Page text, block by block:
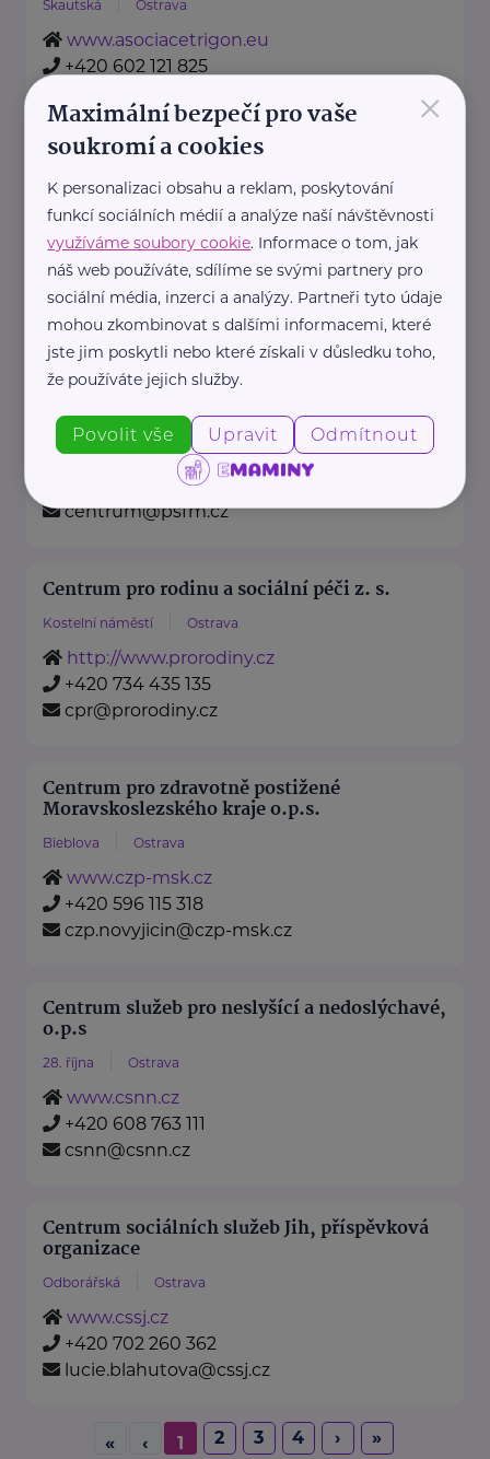
Skautská Ostrava
www.asociacetrigon.eu
+420 602 121 825
www.polarkabruntal.cz
+420 554 725 255
nela.hlavicova@polarkabruntal.cz
Centrum pečovatelské služby Frýdek-Místek,
příspěvková organizace
Zámecká Frýdek-Místek
http://www.psfm.cz
+420 558 630 816
centrum@psfm.cz
Centrum pro rodinu a sociální péči z. s.
Kostelní náměstí Ostrava
http://www.prorodiny.cz
+420 734 435 135
cpr@prorodiny.cz
Centrum pro zdravotně postižené
Moravskoslezského kraje o.p.s.
Bieblova Ostrava
www.czp-msk.cz
+420 596 115 318
czp.novyjicin@czp-msk.cz
Centrum služeb pro neslyšící a nedoslýchavé,
o.p.s
28. října Ostrava
www.csnn.cz
+420 608 763 111
csnn@csnn.cz
Centrum sociálních služeb Jih, příspěvková
organizace
Odborářská Ostrava
www.cssj.cz
+420 702 260 362
lucie.blahutova@cssj.cz
« ‹ 1 2 3 4 › »
×
Maximální bezpečí pro vaše
soukromí a cookies
K personalizaci obsahu a reklam, poskytování
funkcí sociálních médií a analýze naší návštěvnosti
využíváme soubory cookie. Informace o tom, jak
náš web používáte, sdílíme se svými partnery pro
sociální média, inzerci a analýzy. Partneři tyto údaje
mohou zkombinovat s dalšími informacemi, které
jste jim poskytli nebo které získali v důsledku toho,
že používáte jejich služby.
Povolit vše Upravit Odmítnout